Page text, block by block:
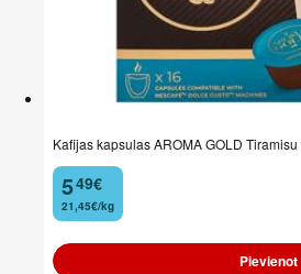
Kafijas kapsulas AROMA GOLD
5
. 49€
21,45€/kg
Pievienot